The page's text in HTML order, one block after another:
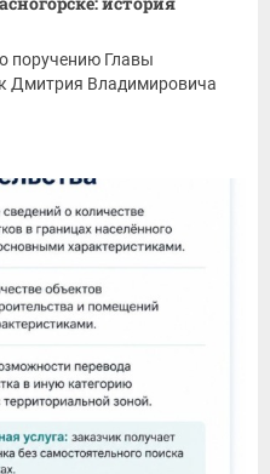
поручению Главы
Дмитрия Владимировича